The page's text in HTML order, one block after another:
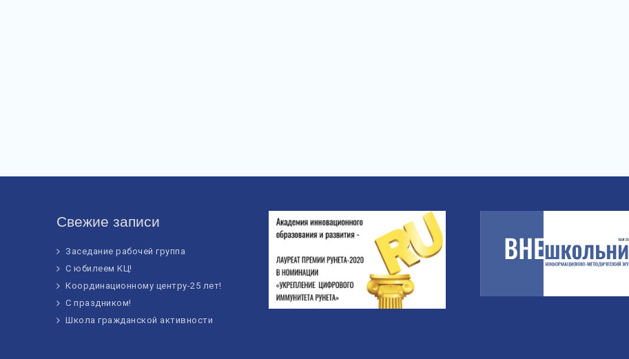
Свежие записи
Заседание рабочей группа
С юбилеем КЦ!
Координационному центру-25 лет!
С праздником!
Школа гражданской активности